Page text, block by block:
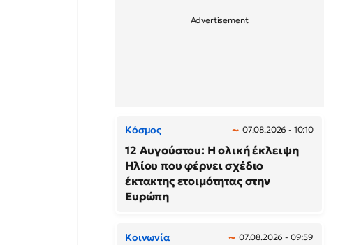
Κόσμος 07.08.2026 - 10:10
12 Αυγούστου: Η ολική έκλειψη
Ηλίου που φέρνει σχέδιο
έκτακτης ετοιμότητας στην
Ευρώπη
Κοινωνία 07.08.2026 - 09:59